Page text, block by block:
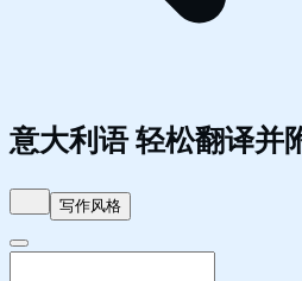
意大利语轻松翻译并
写作风格